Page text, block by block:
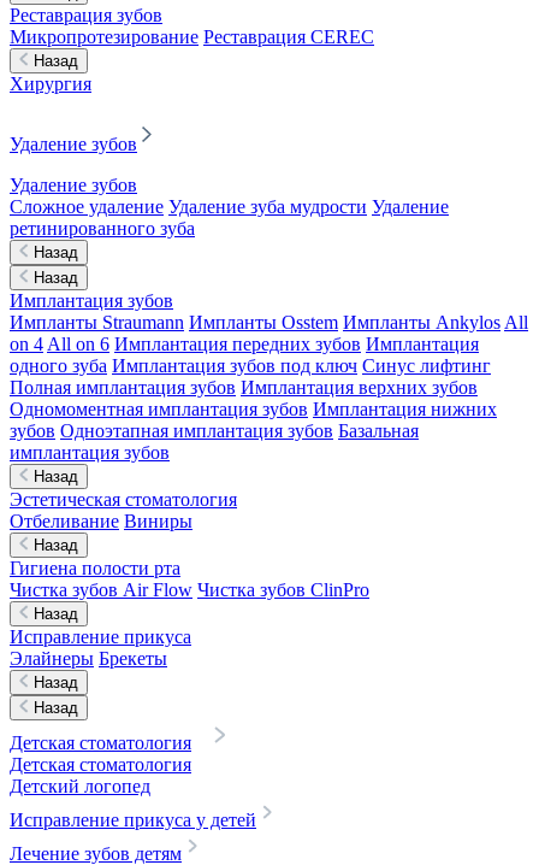
Реставрация зубов
Микропротезирование Реставрация CEREC
Назад
Хирургия
Удаление зубов
Удаление зубов
Сложное удаление Удаление зуба мудрости Удаление
ретинированного зуба
Назад
Назад
Имплантация зубов
Импланты Straumann Импланты Osstem Импланты Ankylos All
on 4 All on 6 Имплантация передних зубов Имплантация
одного зуба Имплантация зубов под ключ Синус лифтинг
Полная имплантация зубов Имплантация верхних зубов
Одномоментная имплантация зубов Имплантация нижних
зубов Одноэтапная имплантация зубов Базальная
имплантация зубов
Назад
Эстетическая стоматология
Отбеливание Виниры
Назад
Гигиена полости рта
Чистка зубов Air Flow Чистка зубов ClinPro
Назад
Исправление прикуса
Элайнеры Брекеты
Назад
Назад
Детская стоматология
Детская стоматология
Детский логопед
Исправление прикуса у детей
Лечение зубов детям